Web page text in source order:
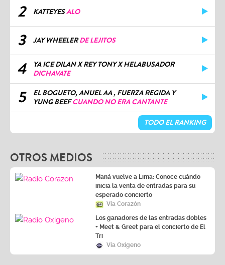
2 KATTEYESALO
3 JAY WHEELERDE LEJITOS
4
YA ICE DILAN X REY TONY X HELABUSADOR
DICHAVATE
5
EL BOGUETO, ANUEL AA , FUERZA REGIDA Y
YUNG BEEFCUANDO NO ERA CANTANTE
TODO EL RANKING
OTROS MEDIOS
Maná vuelve a Lima: Conoce cuándo
inicia la venta de entradas para su
esperado concierto
Vía Corazón
Los ganadores de las entradas dobles
+ Meet & Greet para el concierto de El
Tri
Vía Oxígeno